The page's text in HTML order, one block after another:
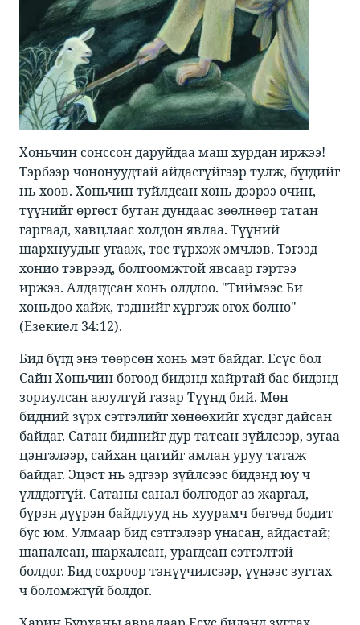
Хоньчин сонссон даруйдаа маш хурдан иржээ!
Тэрбээр чононуудтай айдасгүйгээр тулж, бүгдийг
нь хөөв. Хоньчин туйлдсан хонь дээрээ очин,
түүнийг өргөст бутан дундаас зөөлнөөр татан
гаргаад, хавцлаас холдон явлаа. Түүний
шархнуудыг угааж, тос түрхэж эмчлэв. Тэгээд
хонио тэврээд, болгоомжтой явсаар гэртээ
иржээ. Алдагдсан хонь олдлоо. "Тиймээс Би
хоньдоо хайж, тэднийг хүргэж өгөх болно"
(Езекиел 34:12).
Бид бүгд энэ төөрсөн хонь мэт байдаг. Есүс бол
Сайн Хоньчин бөгөөд бидэнд хайртай бас бидэнд
зориулсан аюулгүй газар Түүнд бий. Мөн
бидний зүрх сэтгэлийг хөнөөхийг хүсдэг дайсан
байдаг. Сатан биднийг дур татсан зүйлсээр, зугаа
цэнгэлээр, сайхан цагийг амлан уруу татаж
байдаг. Эцэст нь эдгээр зүйлсээс бидэнд юу ч
үлддэггүй. Сатаны санал болгодог аз жаргал,
бүрэн дүүрэн байдлууд нь хуурамч бөгөөд бодит
бус юм. Улмаар бид сэтгэлээр унасан, айдастай;
шаналсан, шархалсан, урагдсан сэтгэлтэй
болдог. Бид сохроор тэнүүчилсээр, үүнээс зугтах
ч боломжгүй болдог.